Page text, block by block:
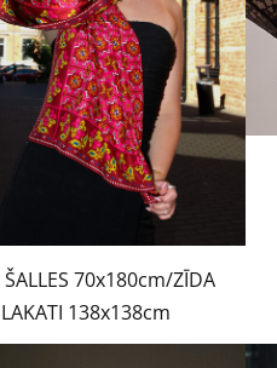
ŠALLES 70x180cm/ZĪDA
LAKATI 138x138cm